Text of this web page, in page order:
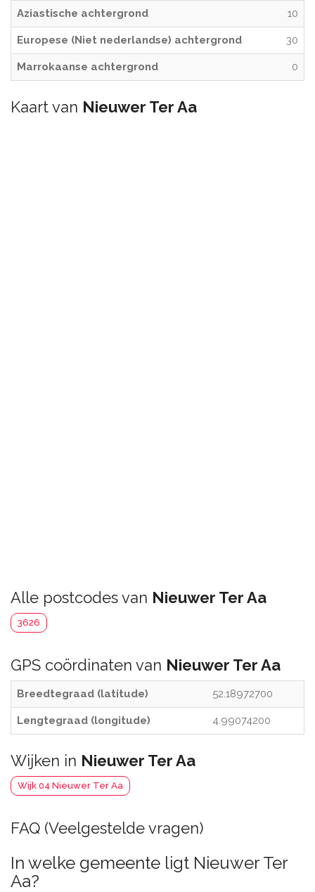
Aziastische achtergrond 10
Europese (Niet nederlandse) achtergrond 30
Marrokaanse achtergrond 0
Kaart van Nieuwer Ter Aa
Alle postcodes van Nieuwer Ter Aa
3626
GPS coördinaten van Nieuwer Ter Aa
Breedtegraad (latitude) 52.18972700
Lengtegraad (longitude) 4.99074200
Wijken in Nieuwer Ter Aa
Wijk 04 Nieuwer Ter Aa
FAQ (Veelgestelde vragen)
In welke gemeente ligt Nieuwer Ter
Aa?